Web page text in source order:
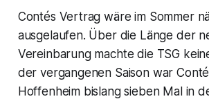
Contés Vertrag wäre im Sommer
ausgelaufen. Über die Länge der
Vereinbarung machte die TSG
der vergangenen Saison war
Hoffenheim bislang sieben Mal in